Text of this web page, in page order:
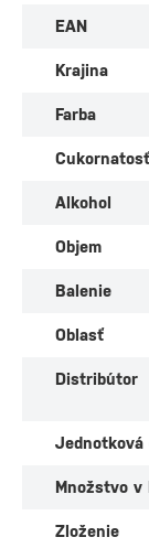
EAN
Krajina
Farba
Cukornatosť
Alkohol
Objem
Balenie
Oblasť
Distribútor
Jednotková
Množstvo v
Zloženie